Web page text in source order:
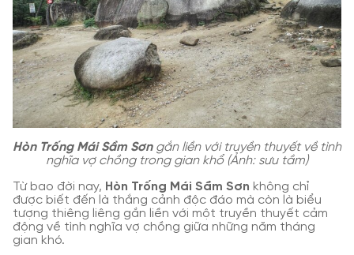
Hòn Trống Mái Sầm Sơngắn liền với truyền thuyết về tình
nghĩa vợ chồng trong gian khổ (Ảnh: sưu tầm)
Từ bao đời nay, Hòn Trống Mái Sầm Sơn không chỉ
được biết đến là thắng cảnh độc đáo mà còn là biểu
tượng thiêng liêng gắn liền với một truyền thuyết cảm
động về tình nghĩa vợ chồng giữa những năm tháng
gian khó.